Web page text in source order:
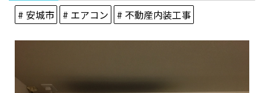
# 安城市 # エアコン # 不動産内装工事